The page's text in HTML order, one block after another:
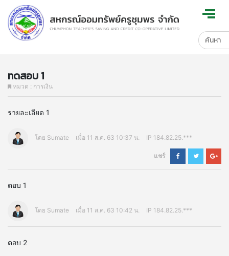
ทดสอบ 1
หมวด : การเงิน
รายละเอียด 1
โดย Sumate เมื่อ 11 ส.ค. 63 10:37 น. IP 184.82.25.***
แชร์
ตอบ 1
โดย Sumate เมื่อ 11 ส.ค. 63 10:42 น. IP 184.82.25.***
ตอบ 2